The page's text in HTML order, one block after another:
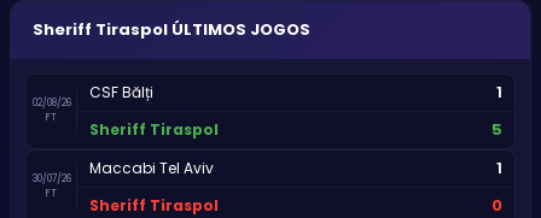
Sheriff Tiraspol ÚLTIMOS JOGOS
02/08/26
FT
CSF Bălți 1
Sheriff Tiraspol 5
30/07/26
FT
Maccabi Tel Aviv 1
Sheriff Tiraspol 0